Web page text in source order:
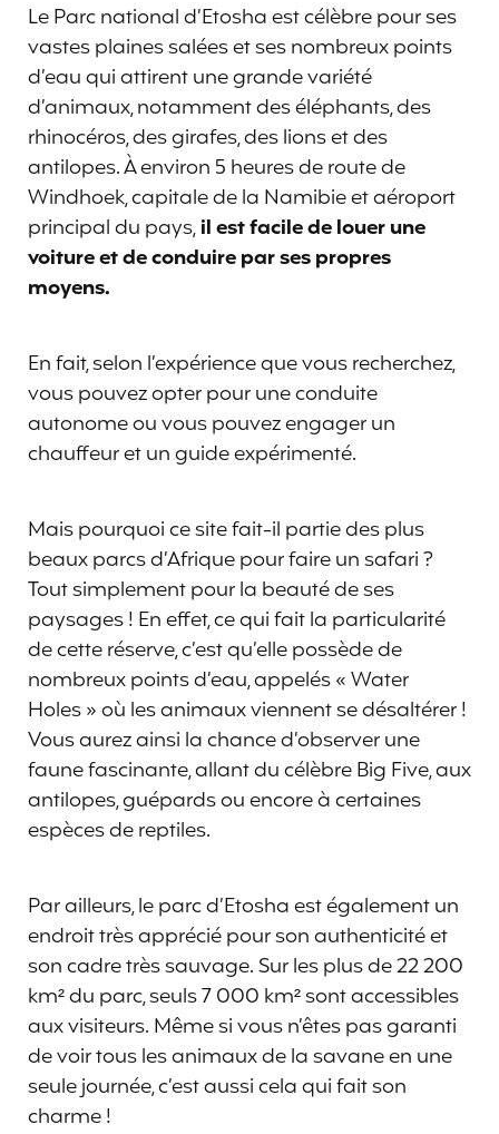
Le Parc national d’Etosha est célèbre pour ses
vastes plaines salées et ses nombreux points
d’eau qui attirent une grande variété
d’animaux, notamment des éléphants, des
rhinocéros, des girafes, des lions et des
antilopes. À environ 5 heures de route de
Windhoek, capitale de la Namibie et aéroport
principal du pays,il est facile de louer une
voiture et de conduire par ses propres
moyens.
En fait, selon l’expérience que vous recherchez,
vous pouvez opter pour une conduite
autonome ou vous pouvez engager un
chauffeur et un guide expérimenté.
Mais pourquoi ce site fait-il partie des plus
beaux parcs d’Afrique pour faire un safari ?
Tout simplement pour la beauté de ses
paysages ! En effet, ce qui fait la particularité
de cette réserve, c’est qu’elle possède de
nombreux points d’eau, appelés « Water
Holes » où les animaux viennent se désaltérer !
Vous aurez ainsi la chance d’observer une
faune fascinante, allant du célèbre Big Five, aux
antilopes, guépards ou encore à certaines
espèces de reptiles.
Par ailleurs, le parc d’Etosha est également un
endroit très apprécié pour son authenticité et
son cadre très sauvage. Sur les plus de 22 200
km² du parc, seuls 7 000 km² sont accessibles
aux visiteurs. Même si vous n’êtes pas garanti
de voir tous les animaux de la savane en une
seule journée, c’est aussi cela qui fait son
charme !